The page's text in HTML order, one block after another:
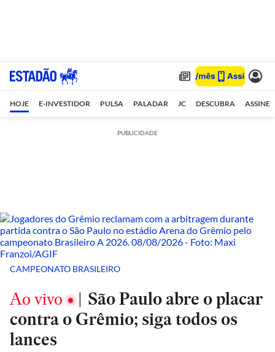
HOJE E-INVESTIDOR PULSA PALADAR JC DESCUBRA ASSINE
PUBLICIDADE
CAMPEONATO BRASILEIRO
Ao vivo | São Paulo abre o placar
contra o Grêmio; siga todos os
lances